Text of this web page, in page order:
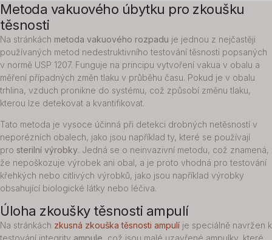
Metoda vakuového úbytku pro zkoušku
těsnosti
Na stránkách metoda vakuového rozpadu je jednou z nejčastěji
používaných metod nedestruktivního testování těsnosti popsaných
v normě USP 1207. Funguje na principu vytvoření vakua v obalu a
měření případných změn tlaku v průběhu času. Pokud je v obalu
trhlina, vzduch pronikne do systému, což způsobí změnu tlaku,
kterou lze detekovat a kvantifikovat.
Tato metoda je vysoce účinná při detekci drobných netěsností v
neporézních obalech, jako jsou například ty, které se používají
pro sterilní výrobky. Jedná se o neinvazivní metodu, což znamená,
že nepoškozuje výrobek ani obal, a je proto vhodná pro testování
křehkých nebo citlivých výrobků, jako jsou například výrobky
obsahující biologické látky nebo léčiva.
Úloha zkoušky těsnosti ampulí
Na stránkách zkusná zkouška těsnosti ampulí je speciálně navržen k